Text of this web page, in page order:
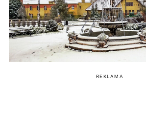
REKLAMA